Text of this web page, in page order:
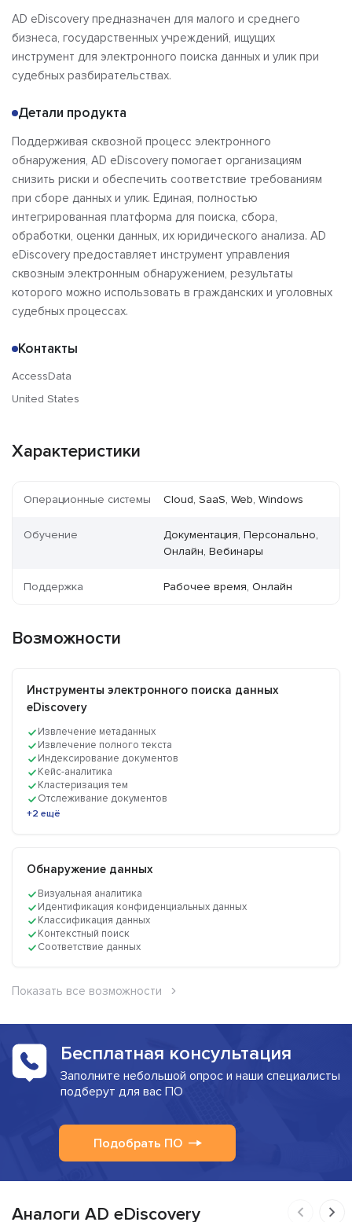
AD eDiscovery предназначен для малого и среднего
бизнеса, государственных учреждений, ищущих
инструмент для электронного поиска данных и улик при
судебных разбирательствах.
Детали продукта
Поддерживая сквозной процесс электронного
обнаружения, AD eDiscovery помогает организациям
снизить риски и обеспечить соответствие требованиям
при сборе данных и улик. Единая, полностью
интегрированная платформа для поиска, сбора,
обработки, оценки данных, их юридического анализа. AD
eDiscovery предоставляет инструмент управления
сквозным электронным обнаружением, результаты
которого можно использовать в гражданских и уголовных
судебных процессах.
Контакты
AccessData
United States
Характеристики
Операционные системы Cloud, SaaS, Web, Windows
Обучение
Документация, Персонально,
Онлайн, Вебинары
Поддержка Рабочее время, Онлайн
Возможности
Инструменты электронного поиска данных
eDiscovery
Извлечение метаданных
Извлечение полного текста
Индексирование документов
Кейс-аналитика
Кластеризация тем
Отслеживание документов
+2 ещё
Обнаружение данных
Визуальная аналитика
Идентификация конфиденциальных данных
Классификация данных
Контекстный поиск
Соответствие данных
Показать все возможности
Бесплатная консультация
Заполните небольшой опрос и наши специалисты
подберут для вас ПО
Подобрать ПО
Аналоги AD eDiscovery